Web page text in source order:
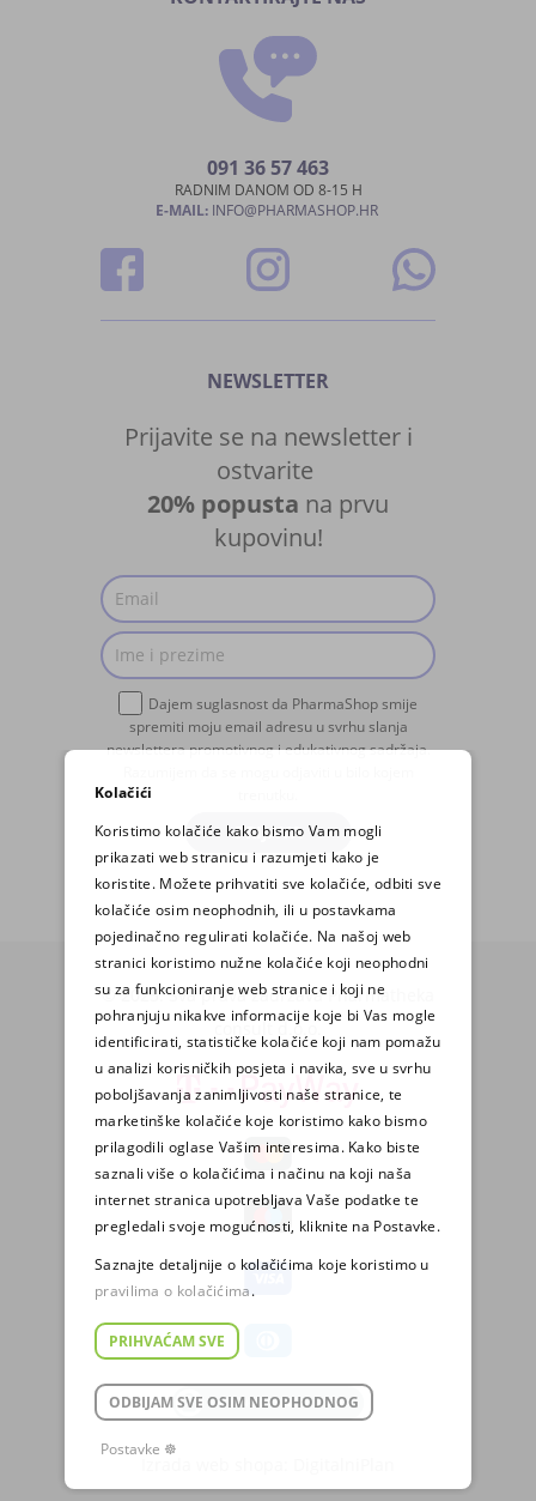
091 36 57 463
RADNIM DANOM OD 8-15 H
E-MAIL: INFO@PHARMASHOP.HR
NEWSLETTER
Prijavite se na newsletter i
ostvarite
20% popusta na prvu
kupovinu!
Dajem suglasnost da PharmaShop smije
spremiti moju email adresu u svrhu slanja
newslettera promotivnog i edukativnog sadržaja.
PRIJAVA
© 2025. Sva prava zadržava Pharmatheka
consult d.o.o.
Kolačići
Koristimo kolačiće kako bismo Vam mogli
prikazati web stranicu i razumjeti kako je
koristite. Možete prihvatiti sve kolačiće, odbiti sve
kolačiće osim neophodnih, ili u postavkama
pojedinačno regulirati kolačiće. Na našoj web
stranici koristimo nužne kolačiće koji neophodni
su za funkcioniranje web stranice i koji ne
pohranjuju nikakve informacije koje bi Vas mogle
identificirati, statističke kolačiće koji nam pomažu
u analizi korisničkih posjeta i navika, sve u svrhu
poboljšavanja zanimljivosti naše stranice, te
marketinške kolačiće koje koristimo kako bismo
prilagodili oglase Vašim interesima. Kako biste
saznali više o kolačićima i načinu na koji naša
internet stranica upotrebljava Vaše podatke te
pregledali svoje mogućnosti, kliknite na Postavke.
Saznajte detaljnije o kolačićima koje koristimo u
pravilima o kolačićima.
PRIHVAĆAM SVE
ODBIJAM SVE OSIM NEOPHODNOG
Postavke ☸